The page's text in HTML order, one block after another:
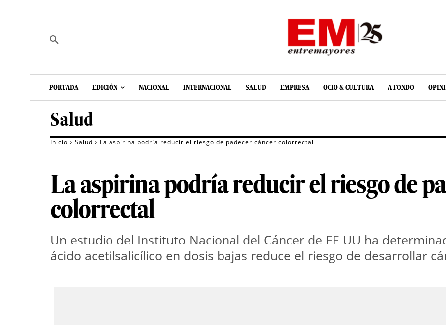
PORTADA EDICIÓN NACIONAL INTERNACIONAL SALUD EMPRESA OCIO & CULTURA A FONDO
Salud
Inicio Salud La aspirina podría reducir el riesgo de padecer cáncer colorrectal
La aspirina podría reducir el riesgo de
colorrectal
Un estudio del Instituto Nacional del Cáncer de EE UU ha
ácido acetilsalicílico en dosis bajas reduce el riesgo de desarrollar